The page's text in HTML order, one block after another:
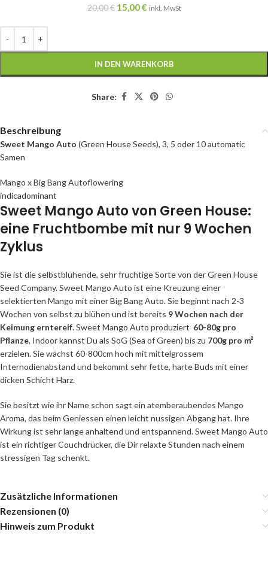
20,00€ 15,00€ inkl. MwSt
IN DEN WARENKORB
Share:
Beschreibung
Sweet Mango Auto (Green House Seeds), 3, 5 oder 10 automatic
Samen
Mango x Big Bang Autoflowering
indicadominant
Sweet Mango Auto von Green House:
eine Fruchtbombe mit nur 9 Wochen
Zyklus
Sie ist die selbstblühende, sehr fruchtige Sorte von der Green House
Seed Company. Sweet Mango Auto ist eine Kreuzung einer
selektierten Mango mit einer Big Bang Auto. Sie beginnt nach 2-3
Wochen von selbst zu blühen und ist bereits 9 Wochen nach der
Keimung erntereif. Sweet Mango Auto produziert 60-80g pro
Pflanze, Indoor kannst Du als SoG (Sea of Green) bis zu 700g pro m²
erzielen. Sie wächst 60-800cm hoch mit mittelgrossem
Internodienabstand und bekommt sehr fette, harte Buds mit einer
dicken Schicht Harz.
Sie besitzt wie ihr Name schon sagt ein atemberaubendes Mango
Aroma, das beim Geniessen einen leicht nussigen Abgang hat. Ihre
Wirkung ist sehr lange anhaltend und entspannend. Sweet Mango Auto
ist ein richtiger Couchdrücker, die Dir relaxte Stunden nach einem
stressigen Tag schenkt.
Zusätzliche Informationen
Rezensionen (0)
Hinweis zum Produkt